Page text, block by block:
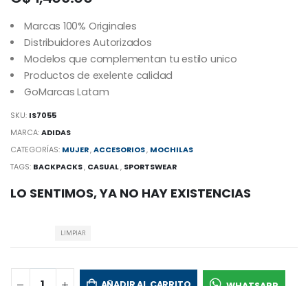
Marcas 100% Originales
Distribuidores Autorizados
Modelos que complementan tu estilo unico
Productos de exelente calidad
GoMarcas Latam
SKU: IS7055
MARCA:ADIDAS
CATEGORÍAS: MUJER,ACCESORIOS, MOCHILAS
TAGS: BACKPACKS, CASUAL, SPORTSWEAR
LO SENTIMOS, YA NO HAY EXISTENCIAS
LIMPIAR